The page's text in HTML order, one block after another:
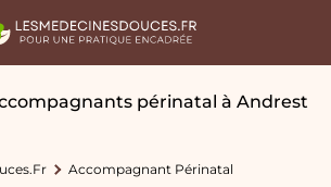
périnatal à Andrest
Accompagnant Périnatal